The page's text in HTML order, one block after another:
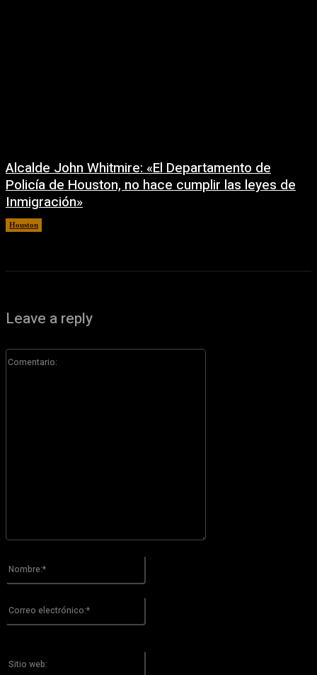
Alcalde John Whitmire: «El Departamento de
Policía de Houston, no hace cumplir las leyes de
Inmigración»
Houston
Leave a reply
Comentario:
Nombre:*
Correo
Sitio